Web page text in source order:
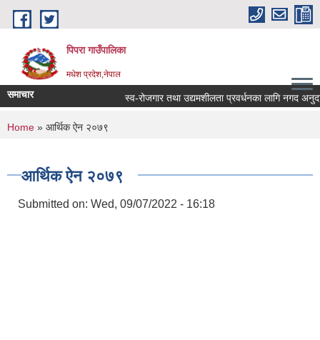
Skip to main content
पिपरा गाउँपालिका
मधेश प्रदेश,नेपाल
समाचार स्व-रोजगार तथा उद्यमशीलता प्रवर्धनका लागि नगद
You are here
Home » आर्थिक ऐन २०७९
आर्थिक ऐन २०७९
Submitted on: Wed, 09/07/2022 - 16:18